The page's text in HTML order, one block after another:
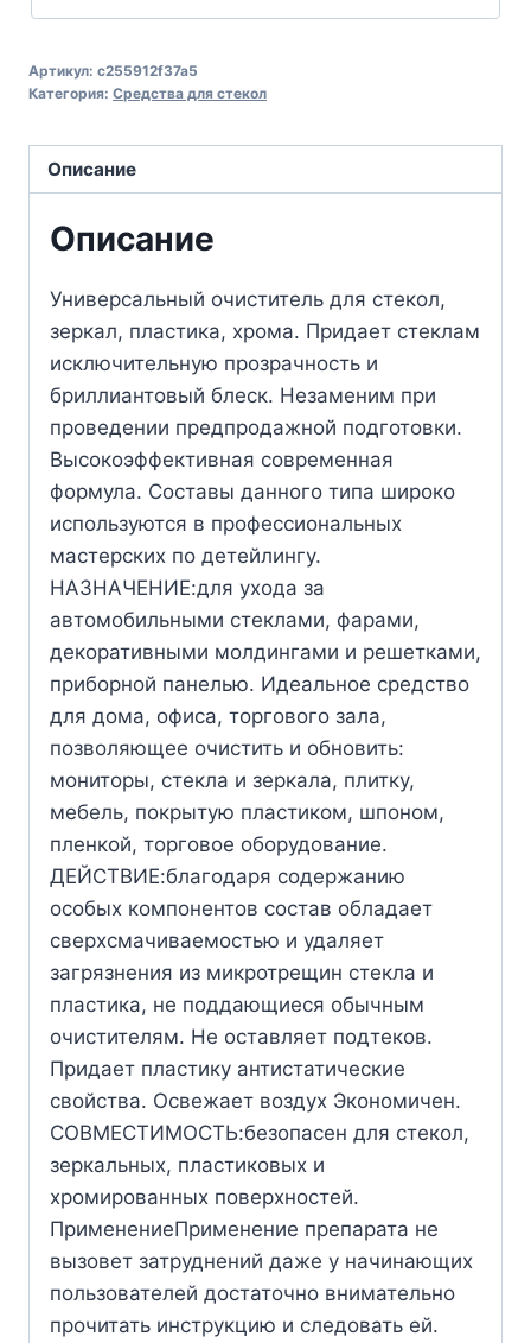
Артикул: c255912f37a5
Категория: Средства для стекол
Описание
Описание
Универсальный очиститель для стекол,
зеркал, пластика, хрома. Придает стеклам
исключительную ‎прозрачность и
бриллиантовый блеск. Незаменим при
проведении предпродажной подготовки.
Высокоэффективная современная
формула. Составы данного типа широко
используются в профессиональных
мастерских по детейлингу.
НАЗНАЧЕНИЕ:для ухода за
автомобильными стеклами, фарами,
декоративными ‎молдингами и решетками,
приборной панелью. Идеальное средство
для дома, офиса, торгового зала,
позволяющее очистить и обновить:
мониторы, стекла и зеркала, плитку,
мебель, покрытую пластиком, шпоном,
пленкой, торговое оборудование.
ДЕЙСТВИЕ:благодаря содержанию
особых компонентов состав обладает
сверхсмачиваемостью и удаляет
загрязнения из микротрещин стекла и
пластика, не поддающиеся обычным
очистителям. Не оставляет подтеков.
Придает пластику антистатические
свойства. Освежает воздух Экономичен.
СОВМЕСТИМОСТЬ:безопасен для стекол,
зеркальных, пластиковых и
хромированных поверхностей.
ПрименениеПрименение препарата не
вызовет затруднений даже у начинающих
пользователей достаточно внимательно
прочитать инструкцию и следовать ей.